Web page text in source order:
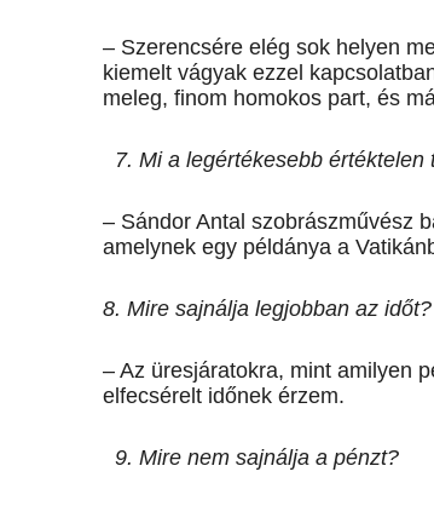
– Szerencsére elég sok helyen
kiemelt vágyak ezzel
meleg, finom homokos part, és
7. Mi a legértékesebb értéktelen
– Sándor Antal szobrászművész
amelynek egy példánya a
8. Mire sajnálja legjobban az időt?
– Az üresjáratokra, mint amilyen
elfecsérelt időnek érzem.
9. Mire nem sajnálja a pénzt?